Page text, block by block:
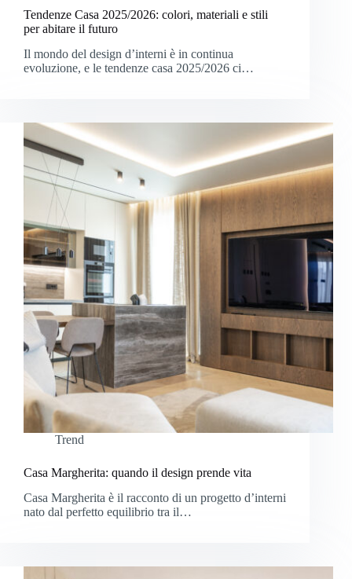
Tendenze Casa 2025/2026: colori, materiali e stili
per abitare il futuro
Il mondo del design d’interni è in continua
evoluzione, e le tendenze casa 2025/2026 ci…
Trend
Casa Margherita: quando il design prende vita
Casa Margherita è il racconto di un progetto d’interni
nato dal perfetto equilibrio tra il…